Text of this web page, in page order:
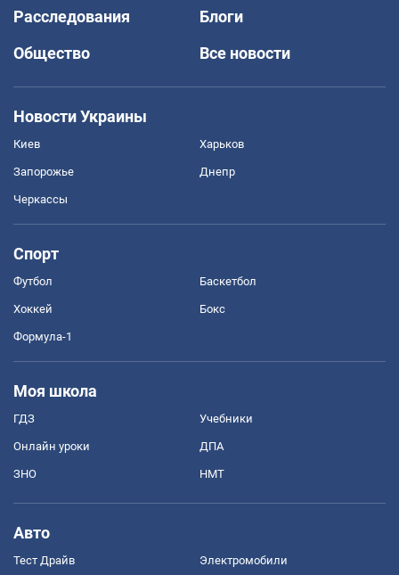
Расследования
Блоги
Общество
Все новости
Новости Украины
Киев Харьков
Запорожье Днепр
Черкассы
Спорт
Футбол Баскетбол
Хоккей Бокс
Формула-1
Моя школа
ГДЗ Учебники
Онлайн уроки ДПА
ЗНО НМТ
Авто
Тест Драйв Электромобили